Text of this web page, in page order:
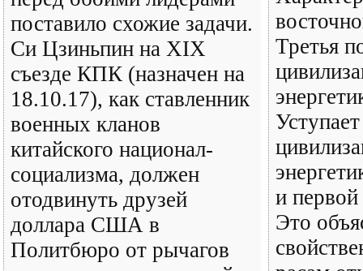
поставило схожие задачи.
Си Цзиньпин на XIX
съезде КПК (назначен на
18.10.17), как ставленник
военных кланов
китайского национал-
социализма, должен
отодвинуть друзей
доллара США в
Политбюро от рычагов
Третья
и первой
Это